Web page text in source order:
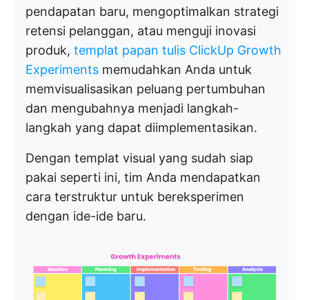
pendapatan baru, mengoptimalkan strategi
retensi pelanggan, atau menguji inovasi
produk, templat papan tulis ClickUp Growth
Experiments memudahkan Anda untuk
memvisualisasikan peluang pertumbuhan
dan mengubahnya menjadi langkah-
langkah yang dapat diimplementasikan.
Dengan templat visual yang sudah siap
pakai seperti ini, tim Anda mendapatkan
cara terstruktur untuk bereksperimen
dengan ide-ide baru.